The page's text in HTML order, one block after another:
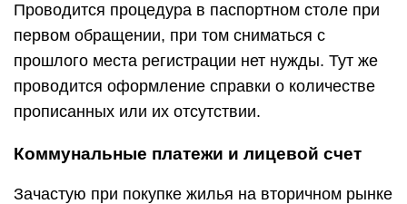
Проводится процедура в паспортном столе при
первом обращении, при том сниматься с
прошлого места регистрации нет нужды. Тут же
проводится оформление справки о количестве
прописанных или их отсутствии.
Коммунальные платежи и лицевой счет
Зачастую при покупке жилья на вторичном рынке